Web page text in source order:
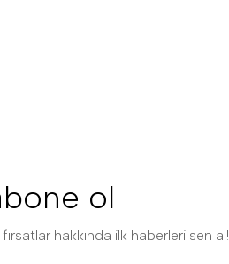
ol
hakkında ilk haberleri sen al!